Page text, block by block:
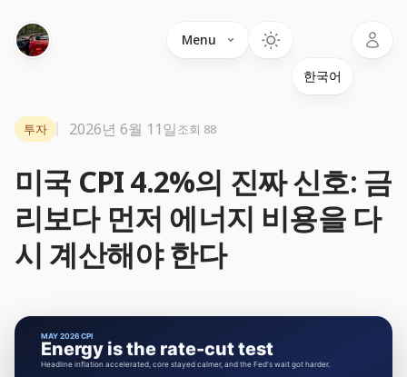
Menu
미국 CPI 4.2%의 진짜 신호: 금
리보다 먼저 에너지 비용을 다
시 계산해야 한다
투자 2026년 6월 11일조회 88